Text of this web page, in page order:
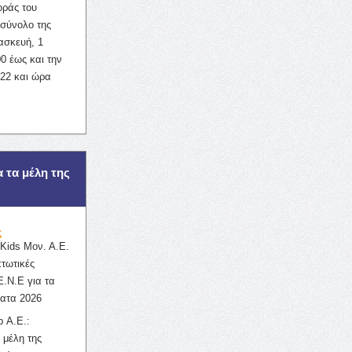
του
της
1
έως και την
και ώρα
τα μέλη της
Μον. Α.Ε.
για τα
2026
Α.Ε.:
μέλη της